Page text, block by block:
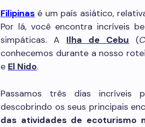
Filipinas é um país asiático,
Por lá, você encontra incríveis
simpáticas. A Ilha de Cebu (
conhecemos durante a nosso
e El Nido.
Passamos três dias incríveis
descobrindo os seus principais
das atividades de ecoturismo